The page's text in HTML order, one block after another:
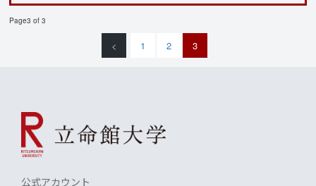
Page3 of 3
< 1 2 3
公式アカウント